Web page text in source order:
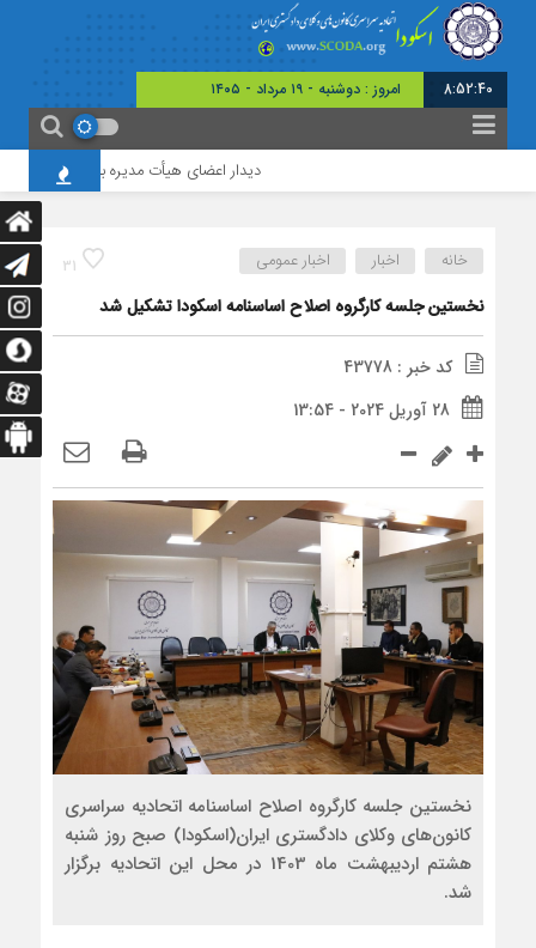
8:52:40 امروز : دوشنبه - ۱۹ مرداد - ۱۴۰۵
دیدار اعضای هیأت‌ مدیره با رئیس حفاظت
31 خانه اخبار اخبار عمومی
نخستین جلسه کارگروه اصلاح اساسنامه اسکودا تشکیل شد
کد خبر : 43778
28 آوریل 2024 - 13:54
نخستین جلسه کارگروه اصلاح اساسنامه اتحادیه سراسری
کانون‌های وکلای دادگستری ایران(اسکودا) صبح روز شنبه
هشتم اردیبهشت ماه 1403 در محل این اتحادیه برگزار
شد.